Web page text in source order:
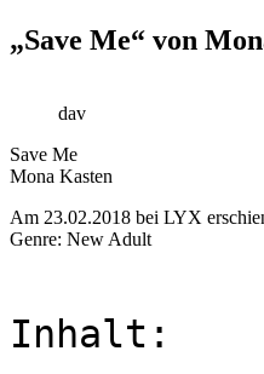
„Save Me“ von
dav
Save Me
Mona Kasten
Am 23.02.2018 bei LYX
Genre: New Adult
Inhalt: